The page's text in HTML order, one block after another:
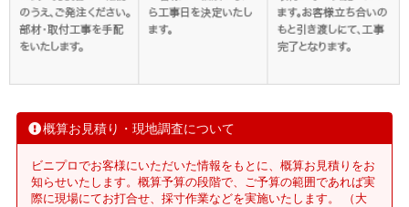
概算お見積り・現地調査について
ビニプロでお客様にいただいた情報をもとに、概算お見積りをお
知らせいたします。概算予算の段階で、ご予算の範囲であれば実
際に現場にてお打合せ、採寸作業などを実施いたします。 （大